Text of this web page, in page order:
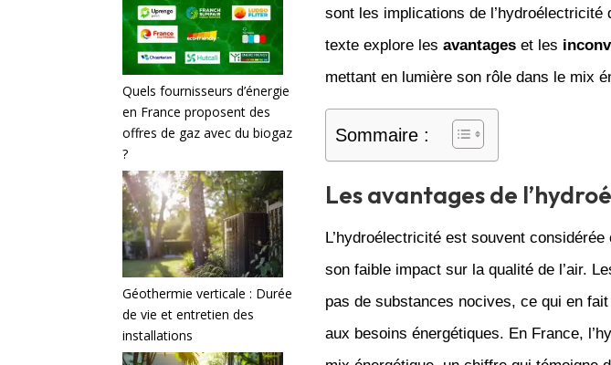
Quels fournisseurs d’énergie
en France proposent des
offres de gaz avec du biogaz
?
Géothermie verticale : Durée
de vie et entretien des
installations
sont les implications de
texte explore les avantageset les
mettant en lumière son rôle dans le mix
Sommaire :
Les avantages de
L’hydroélectricité est souvent considérée
son faible impact sur la qualité de l’air.
pas de substances nocives, ce qui en
aux besoins énergétiques. En France,